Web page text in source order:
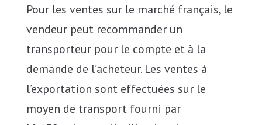
Pour les ventes sur le marché français, le
vendeur peut recommander un
transporteur pour le compte et à la
demande de l’acheteur. Les ventes à
l’exportation sont effectuées sur le
moyen de transport fourni par